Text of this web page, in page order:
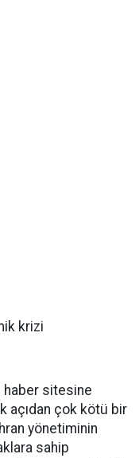
krizi
haber sitesine
açıdan çok kötü bir
yönetiminin
sahip